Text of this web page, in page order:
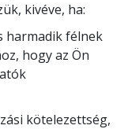
kivéve, ha:
harmadik félnek
hogy az Ön
kötelezettség,